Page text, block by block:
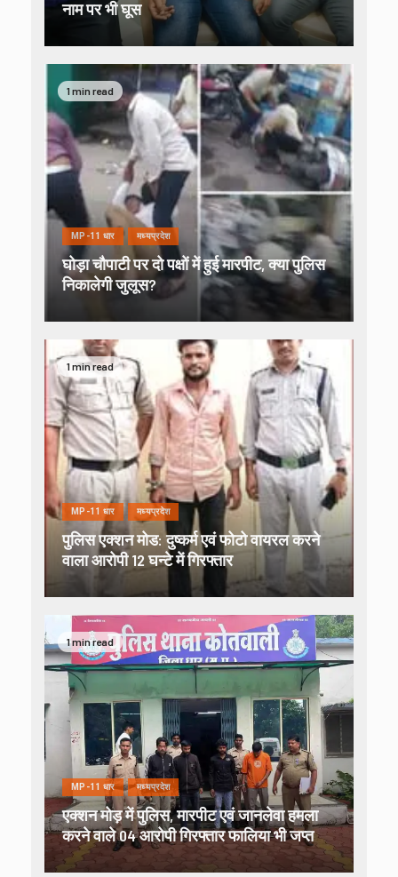
नाम पर भी घूस
1 min read
MP-11 धार मध्यप्रदेश
घोड़ा चौपाटी पर दो पक्षों में हुई मारपीट, क्या पुलिस
निकालेगी जुलूस?
1 min read
MP-11 धार मध्यप्रदेश
पुलिस एक्शन मोड: दुष्कर्म एवं फोटो वायरल करने
वाला आरोपी 12 घन्टे में गिरफ्तार
1 min read
MP-11 धार मध्यप्रदेश
एक्शन मोड़ में पुलिस, मारपीट एवं जानलेवा हमला
करने वाले 04 आरोपी गिरफ्तार फालिया भी जप्त